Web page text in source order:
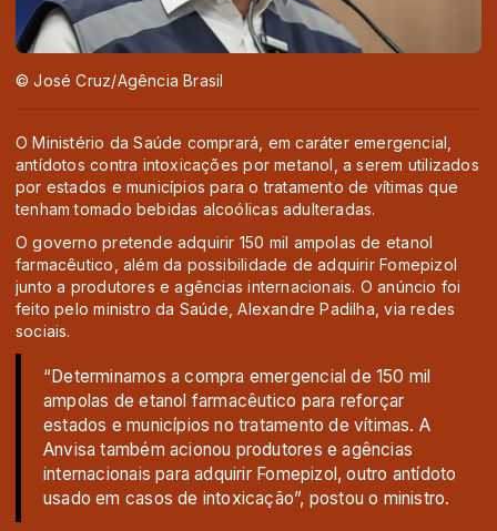
© José Cruz/Agência Brasil
O Ministério da Saúde comprará, em caráter emergencial,
antídotos contra intoxicações por metanol, a serem utilizados
por estados e municípios para o tratamento de vítimas que
tenham tomado bebidas alcoólicas adulteradas.
O governo pretende adquirir 150 mil ampolas de etanol
farmacêutico, além da possibilidade de adquirir Fomepizol
junto a produtores e agências internacionais. O anúncio foi
feito pelo ministro da Saúde, Alexandre Padilha, via redes
sociais.
“Determinamos a compra emergencial de 150 mil
ampolas de etanol farmacêutico para reforçar
estados e municípios no tratamento de vítimas. A
Anvisa também acionou produtores e agências
internacionais para adquirir Fomepizol, outro antídoto
usado em casos de intoxicação”, postou o ministro.